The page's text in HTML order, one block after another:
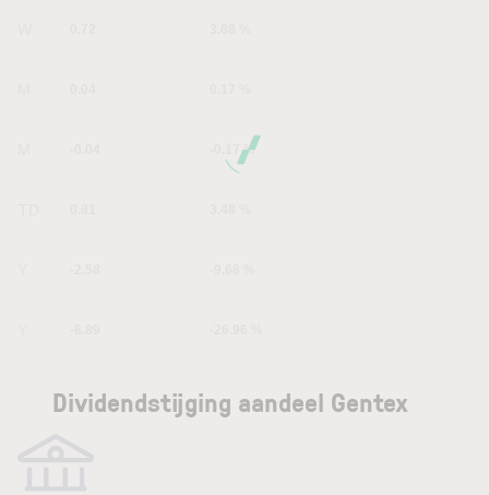
-0.17 %
Dividendstijging aandeel Gentex